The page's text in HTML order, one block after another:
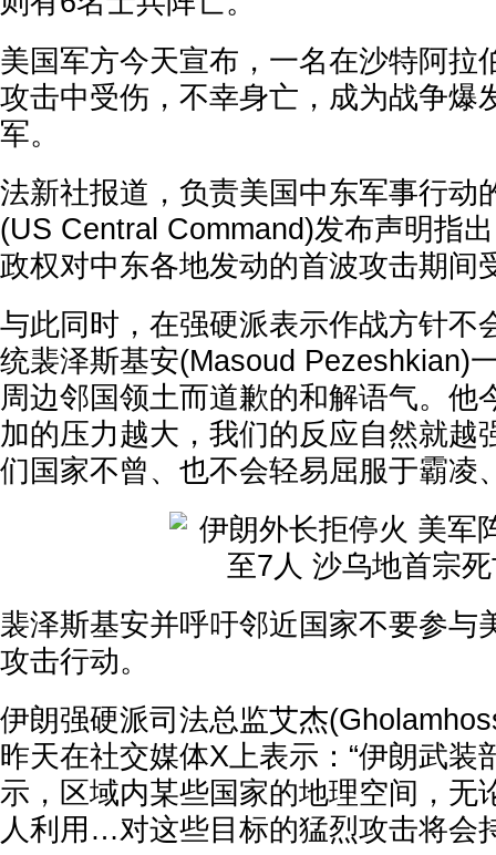
美国军方今天宣布，一名在沙特阿拉
攻击中受伤，不幸身亡，成为战争爆
军。
法新社报道，负责美国中东军事行动
(US Central Command)发布声明指
政权对中东各地发动的首波攻击期间
与此同时，在强硬派表示作战方针不
统裴泽斯基安(Masoud Pezeshkian)
周边邻国领土而道歉的和解语气。他
加的压力越大，我们的反应自然就越
们国家不曾、也不会轻易屈服于霸凌
裴泽斯基安并呼吁邻近国家不要参与
攻击行动。
伊朗强硬派司法总监艾杰
昨天在社交媒体X上表示：“伊朗武装
示，区域内某些国家的地理空间，无
人利用…对这些目标的猛烈攻击将会